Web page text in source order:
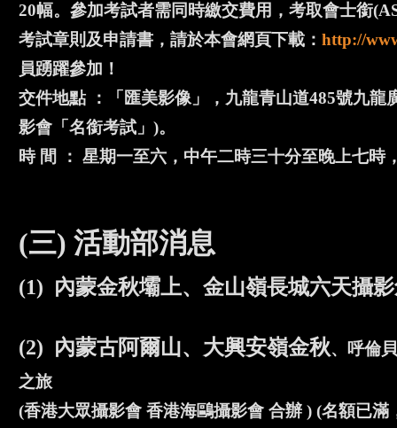
20幅。參加考試者需同時繳交費用，考取會士銜
考試章則及申請書，請於本會網頁下載： http://
員踴躍參加！
交件地點 ：「匯美影像」，九龍青山道485號九
影會「名銜考試」)。
時 間 ： 星期一至六，中午二時三十分至晚上七時
(三) 活動部消息
(1) 內蒙金秋壩上、金山嶺長城六天攝
(2) 內蒙古阿爾山、大興安嶺金秋、呼倫
之旅
(香港大眾攝影會 香港海鷗攝影會 合辦 ) (名額已滿